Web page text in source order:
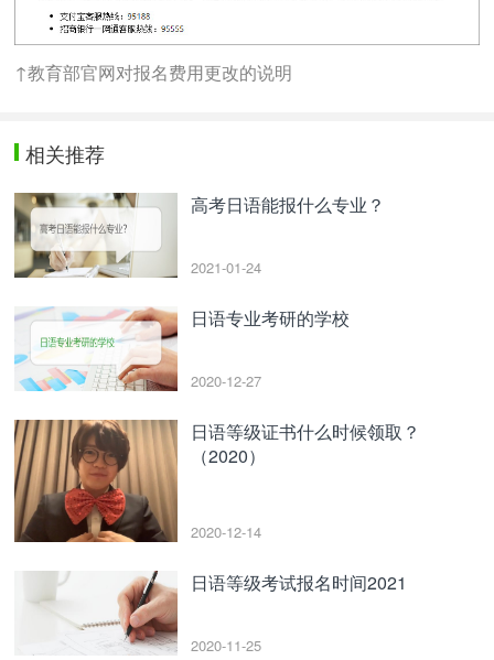
↑教育部官网对报名费用更改的说明
相关推荐
高考日语能报什么专业？
2021-01-24
日语专业考研的学校
2020-12-27
日语等级证书什么时候领取？
（2020）
2020-12-14
日语等级考试报名时间2021
2020-11-25